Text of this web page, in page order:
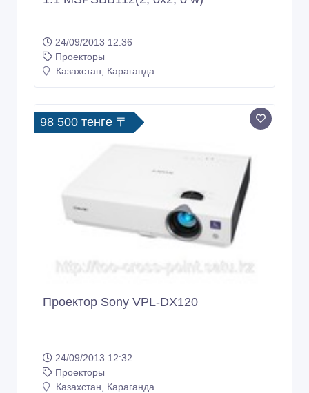
24/09/2013 12:36
Проекторы
Казахстан, Караганда
98 500 тенге 〒
Проектор Sony VPL-DX120
24/09/2013 12:32
Проекторы
Казахстан, Караганда